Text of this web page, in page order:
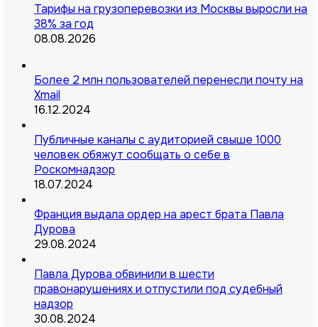
Тарифы на грузоперевозки из Москвы выросли на
38% за год
08.08.2026
Более 2 млн пользователей перенесли почту на
Xmail
16.12.2024
Публичные каналы с аудиторией свыше 1000
человек обяжут сообщать о себе в
Роскомнадзор
18.07.2024
Франция выдала ордер на арест брата Павла
Дурова
29.08.2024
Павла Дурова обвинили в шести
правонарушениях и отпустили под судебный
надзор
30.08.2024